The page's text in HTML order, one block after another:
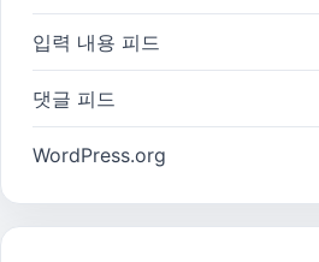
입력 내용 피드
댓글 피드
WordPress.org